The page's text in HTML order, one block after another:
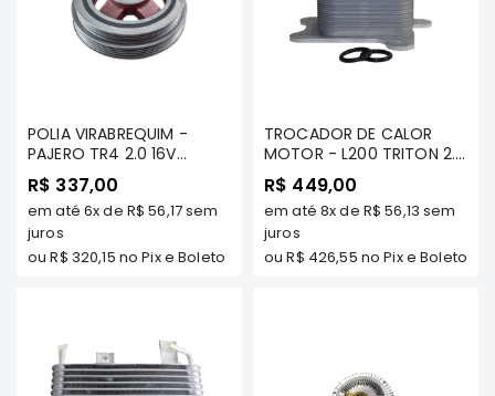
Pajero
Correias
Câmbio
Elétrica
Suspensão
POLIA VIRABREQUIM -
PAJERO TR4 2.0 16V
(TODOS OS MODELOS) -
FRONTIER - 24852
R$ 337,00
em até 6xde R$ 56,17sem
juros
ouR$ 320,15 no Pix e Boleto
TROCADOR DE CALOR
MOTOR - L200 TRITON 2.4
DIESEL 2017/.../ PAJERO
SPORT 2.4 DIESEL 2017/...
(4N15) - FRONTIER - 77051
R$ 449,00
em até 8xde R$ 56,13 sem
juros
ouR$ 426,55 no Pix e Boleto